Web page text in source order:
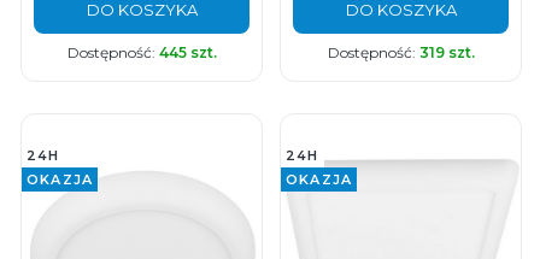
DO KOSZYKA
Dostępność: 445 szt.
DO KOSZYKA
Dostępność: 319 szt.
24H
OKAZJA
24H
OKAZJA